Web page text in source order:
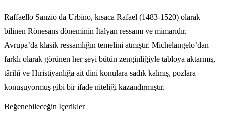
Raffaello Sanzio da Urbino, kısaca Rafael (1483-1520) olarak
bilinen Rönesans döneminin İtalyan ressamı ve mimarıdır.
Avrupa’da klasik ressamlığın temelini atmıştır. Michelangelo’dan
farklı olarak görünen her şeyi bütün zenginliğiyle tabloya aktarmış,
târihî ve Hıristiyanlığa ait dini konulara sadık kalmış, pozlara
konuşuyormuş gibi bir ifade niteliği kazandırmıştır.
Beğenebileceğin İçerikler